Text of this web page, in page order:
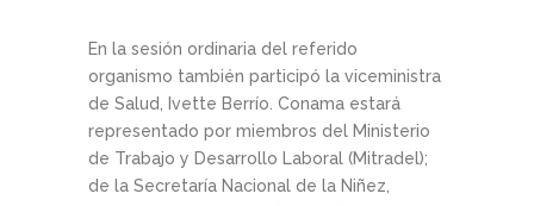
En la sesión ordinaria del referido
organismo también participó la viceministra
de Salud, Ivette Berrío. Conama estará
representado por miembros del Ministerio
de Trabajo y Desarrollo Laboral (Mitradel);
de la Secretaría Nacional de la Niñez,